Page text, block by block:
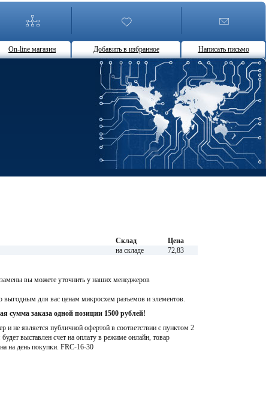
On-line магазин Добавить в избранное Написать письмо
Склад
Цена
на складе 72,83
вы можете уточнить у наших менеджеров
выгодным для вас ценам микросхем разъемов и элементов.
заказа одной позиции 1500 рублей!
и не является публичной офертой в соответствии с пунктом 2
выставлен счет на оплату в режиме онлайн, товар
на день покупки. FRC-16-30